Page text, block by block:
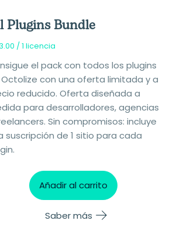
Plugins Bundle
/ 1 licencia
el pack con todos los plugins
con una oferta limitada y a
reducido. Oferta diseñada a
para desarrolladores, agencias
Sin compromisos: incluye
suscripción de 1 sitio para cada
Añadir al carrito
Saber más